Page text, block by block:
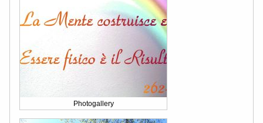
Photogallery